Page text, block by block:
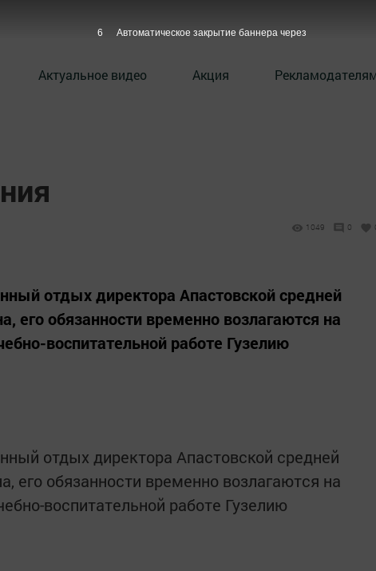
Актуальное видео Акция
1049 0
отдых директора Апастовской средней
его обязанности временно возлагаются на
воспитательной работе Гузелию
отдых директора Апастовской средней
его обязанности временно возлагаются на
воспитательной работе Гузелию
5 Автоматическое закрытие баннера через